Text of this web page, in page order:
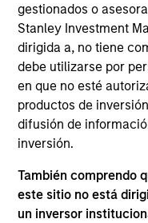
gestionados o
Stanley Investment
dirigida a, no tiene
debe utilizarse por
en que no esté
productos de
difusión de
inversión.
También comprendo
este sitio no está
un inversor
investments and
joining the Firm, Mr.
with J.P. Morgan in
and a summer intern
and Wealth
University of
summa cum laude in
concentration in
and economics from
Sciences.